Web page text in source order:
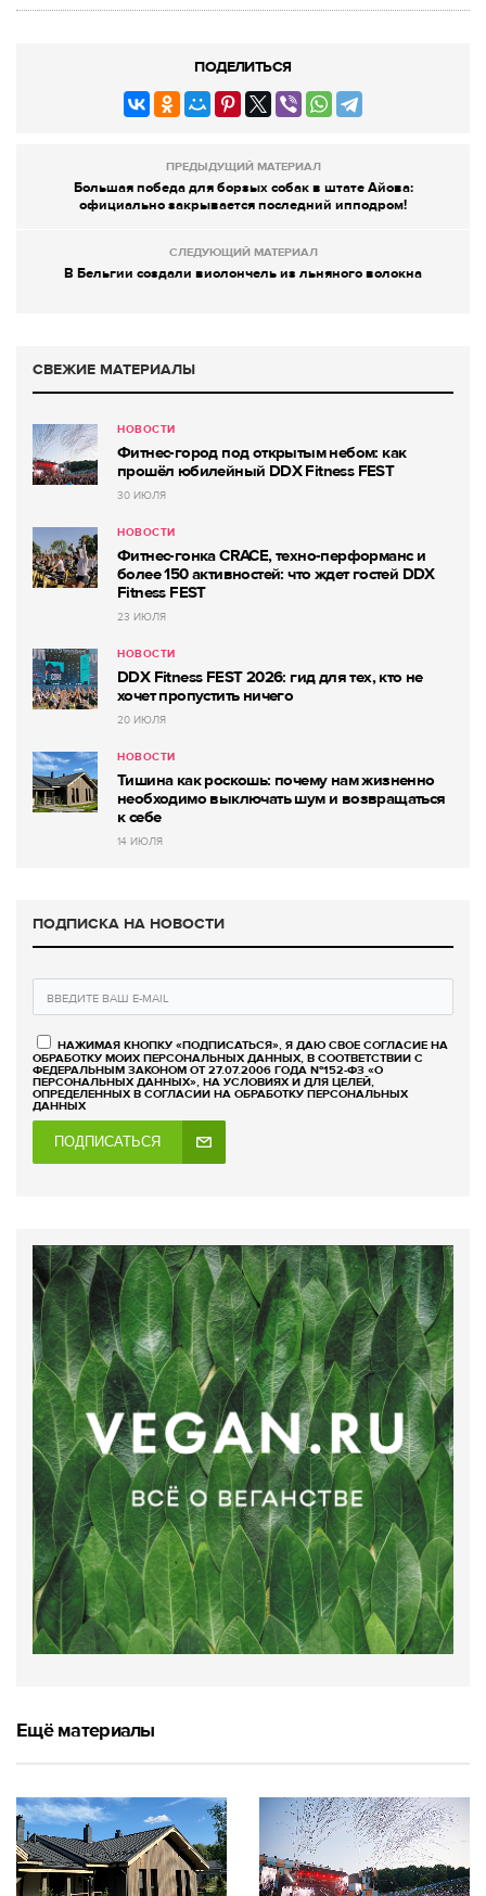
ПОДЕЛИТЬСЯ
ПРЕДЫДУЩИЙ МАТЕРИАЛ
Большая победа для борзых собак в штате Айова:
официально закрывается последний ипподром!
СЛЕДУЮЩИЙ МАТЕРИАЛ
В Бельгии создали виолончель из льняного волокна
СВЕЖИЕ МАТЕРИАЛЫ
НОВОСТИ
Фитнес-город под открытым небом: как
прошёл юбилейный DDX Fitness FEST
30 ИЮЛЯ
НОВОСТИ
Фитнес-гонка CRACE, техно-перформанс и
более 150 активностей: что ждет гостей DDX
Fitness FEST
23 ИЮЛЯ
НОВОСТИ
DDX Fitness FEST 2026: гид для тех, кто не
хочет пропустить ничего
20 ИЮЛЯ
НОВОСТИ
Тишина как роскошь: почему нам жизненно
необходимо выключать шум и возвращаться
к себе
14 ИЮЛЯ
ПОДПИСКА НА НОВОСТИ
НАЖИМАЯ КНОПКУ «ПОДПИСАТЬСЯ», Я ДАЮ СВОЕ СОГЛАСИЕ НА
ОБРАБОТКУ МОИХ ПЕРСОНАЛЬНЫХ ДАННЫХ, В СООТВЕТСТВИИ С
ФЕДЕРАЛЬНЫМ ЗАКОНОМ ОТ 27.07.2006 ГОДА №152-ФЗ «О
ПЕРСОНАЛЬНЫХ ДАННЫХ», НА УСЛОВИЯХ И ДЛЯ ЦЕЛЕЙ,
ОПРЕДЕЛЕННЫХ В СОГЛАСИИ НА ОБРАБОТКУ ПЕРСОНАЛЬНЫХ
ДАННЫХ
ПОДПИСАТЬСЯ
Ещё материалы